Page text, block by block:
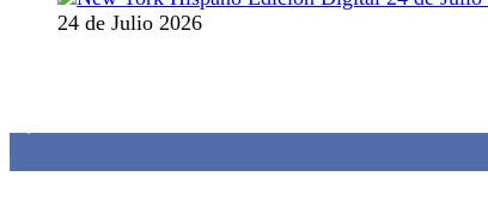
24 de Julio 2026